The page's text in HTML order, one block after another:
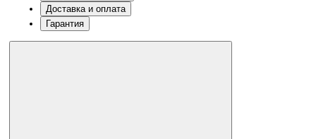
Доставка и оплата
Гарантия